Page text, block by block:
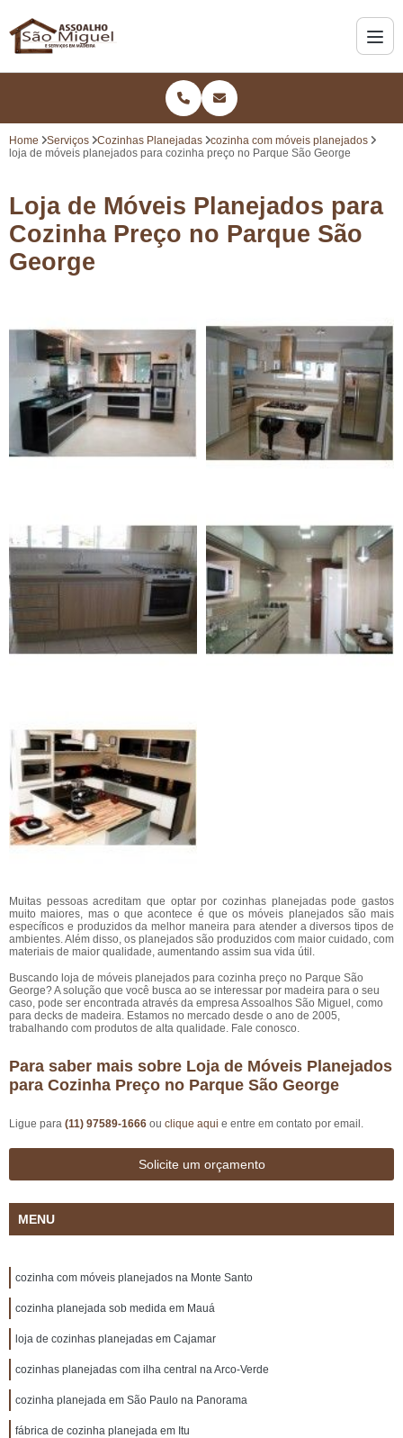
Home Serviços Cozinhas Planejadas
cozinha com móveis planejados
loja de móveis planejados para cozinha preço no Parque São George
Loja de Móveis Planejados para
Cozinha Preço no Parque São
George
Muitas pessoas acreditam que optar por cozinhas planejadas pode gastos
muito maiores, mas o que acontece é que os móveis planejados são mais
específicos e produzidos da melhor maneira para atender a diversos tipos de
ambientes. Além disso, os planejados são produzidos com maior cuidado, com
materiais de maior qualidade, aumentando assim sua vida útil.
Buscando loja de móveis planejados para cozinha preço no Parque São
George? A solução que você busca ao se interessar por madeira para o seu
caso, pode ser encontrada através da empresa Assoalhos São Miguel, como
para decks de madeira. Estamos no mercado desde o ano de 2005,
trabalhando com produtos de alta qualidade. Fale conosco.
Para saber mais sobre Loja de Móveis Planejados
para Cozinha Preço no Parque São George
Ligue para (11) 97589-1666 ou clique aqui e entre em contato por email.
Solicite um orçamento
MENU
cozinha com móveis planejados na Monte Santo
cozinha planejada sob medida em Mauá
loja de cozinhas planejadas em Cajamar
cozinhas planejadas com ilha central na Arco-Verde
cozinha planejada em São Paulo na Panorama
fábrica de cozinha planejada em Itu